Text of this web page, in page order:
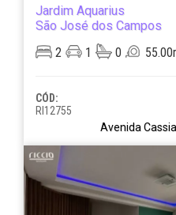
Jardim Aquarius
São José dos Campos
2
1 0
CÓD:
RI12755
Avenida